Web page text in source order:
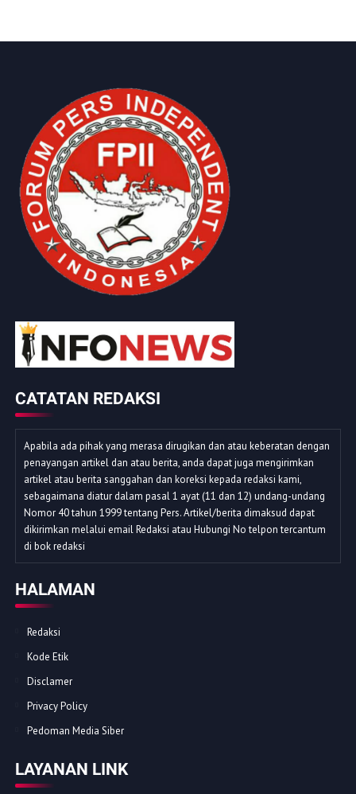
CATATAN REDAKSI
Apabila ada pihak yang merasa dirugikan dan atau keberatan dengan
penayangan artikel dan atau berita, anda dapat juga mengirimkan
artikel atau berita sanggahan dan koreksi kepada redaksi kami,
sebagaimana diatur dalam pasal 1 ayat (11 dan 12) undang-undang
Nomor 40 tahun 1999 tentang Pers. Artikel/berita dimaksud dapat
dikirimkan melalui email Redaksi atau Hubungi No telpon tercantum
di bok redaksi
HALAMAN
Redaksi
Kode Etik
Disclamer
Privacy Policy
Pedoman Media Siber
LAYANAN LINK